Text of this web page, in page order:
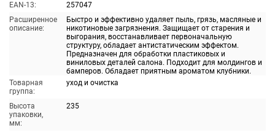
EAN-13:
257047
Расширенное
описание:
Быстро и эффективно удаляет пыль, грязь, масляные и
никотиновые загрязнения. Защищает от старения и
выгорания, восстанавливает первоначальную
структуру, обладает антистатическим эффектом.
Предназначен для обработки пластиковых и
виниловых деталей салона. Подходит для молдингов и
бамперов. Обладает приятным ароматом клубники.
Товарная
группа:
уход и очистка
Высота
упаковки,
мм:
235